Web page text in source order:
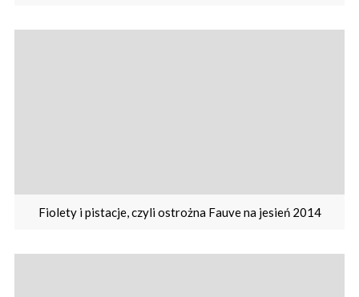
Fiolety i pistacje, czyli ostrożna Fauve na jesień 2014